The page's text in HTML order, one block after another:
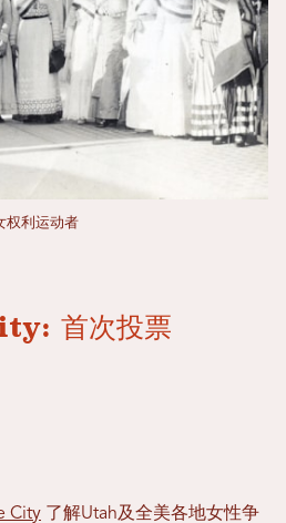
权利运动者
首次投票
City 了解Utah及全美各地女性争